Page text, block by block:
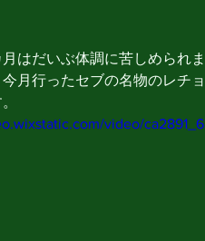
はだいぶ体調に苦しめられ
月行ったセブの名物のレチ
video/